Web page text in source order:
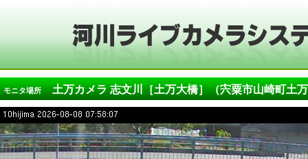
モニタ場所土万カメラ 志文川［土万大橋］（宍粟市山崎町土